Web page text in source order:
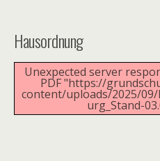
Hausordnung
Unexpected server
PDF "https://
content/uploads/2025/09/
urg_Stand-